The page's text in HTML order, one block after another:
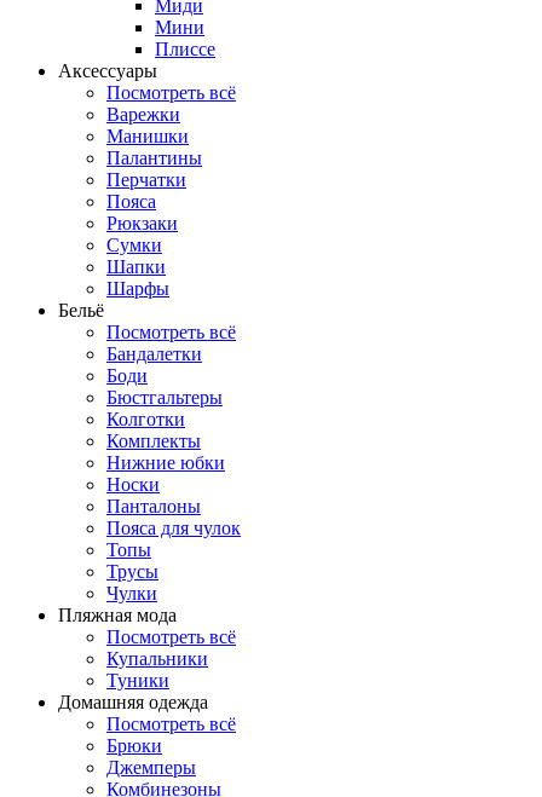
Миди
Мини
Плиссе
Аксессуары
Посмотреть всё
Варежки
Манишки
Палантины
Перчатки
Пояса
Рюкзаки
Сумки
Шапки
Шарфы
Бельё
Посмотреть всё
Бандалетки
Боди
Бюстгальтеры
Колготки
Комплекты
Нижние юбки
Носки
Панталоны
Поясa для чулок
Топы
Трусы
Чулки
Пляжная мода
Посмотреть всё
Купальники
Туники
Домашняя одежда
Посмотреть всё
Брюки
Джемперы
Комбинезоны